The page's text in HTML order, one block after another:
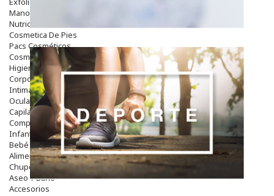
Manos Y Uñas
Nutricosmética
Cosmetica De Pies
Pacs Cosméticos
Cosmetica Facial Piel Sensible
Higiene
Corporal
Intima
Ocular
Capilar
Complementos
Infantil
Bebé
Alimentación Y Complementos
Chupetes Y Mordedores
Aseo Y Baño
Accesorios